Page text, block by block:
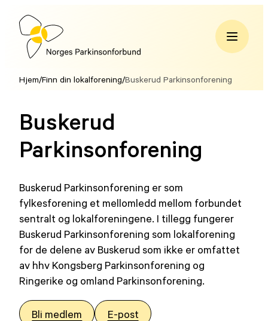
Hopp
innholdNorges
Hjem/Finn din lokalforening/Buskerud Parkinsonforening
Buskerud
Parkinsonforening
Buskerud Parkinsonforening er som
fylkesforening et mellomledd mellom forbundet
sentralt og lokalforeningene. I tillegg fungerer
Buskerud Parkinsonforening som lokalforening
for de delene av Buskerud som ikke er omfattet
av hhv Kongsberg Parkinsonforening og
Ringerike og omland Parkinsonforening.
Bli medlem E-post